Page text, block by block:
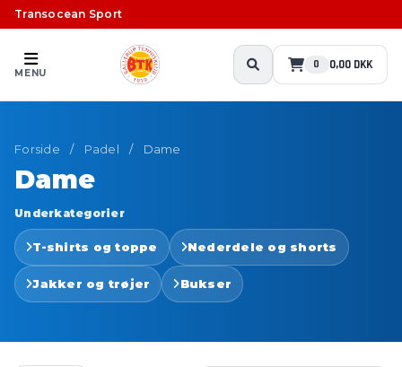
Transocean Sport
MENU
0 0,00 DKK
Forside / Padel / Dame
Dame
Underkategorier
T-shirts og toppe Nederdele og shorts
Jakker og trøjer Bukser